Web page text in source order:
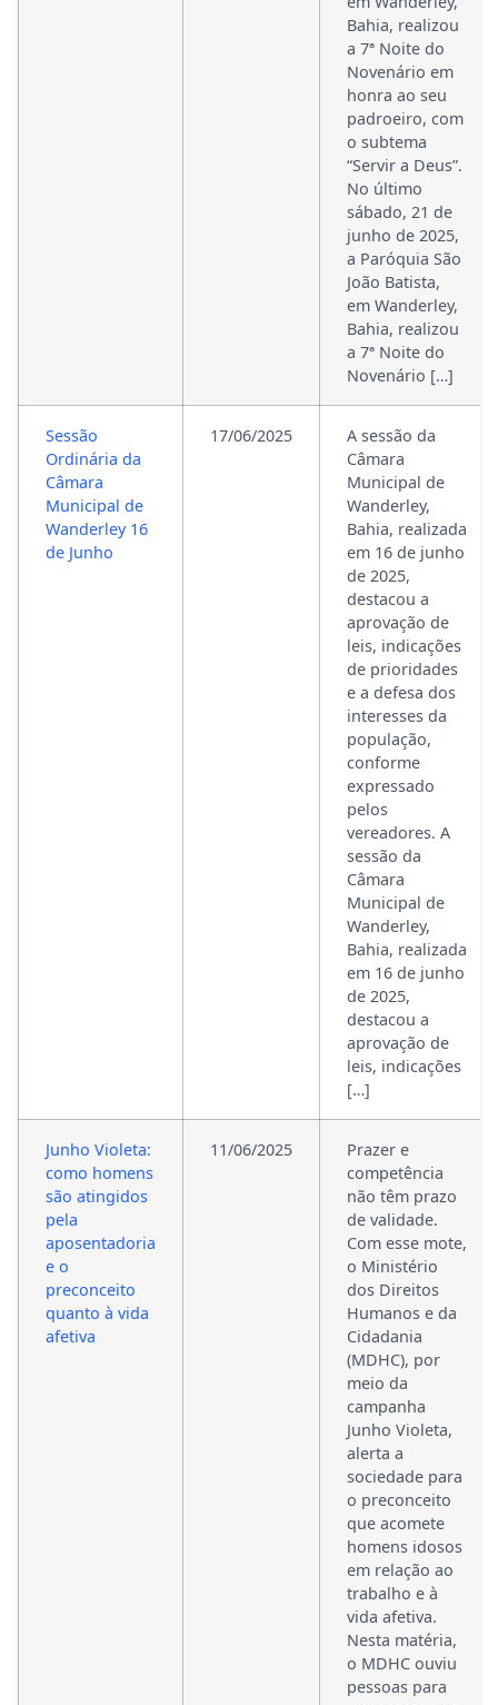
Bahia, realizou
a 7ª Noite do
Novenário em
honra ao seu
padroeiro, com
o subtema
“Servir a Deus”.
No último
sábado, 21 de
junho de 2025,
a Paróquia São
João Batista,
em Wanderley,
Bahia, realizou
a 7ª Noite do
Novenário […]
Sessão
Ordinária da
Câmara
Municipal de
Wanderley 16
de Junho
17/06/2025
A sessão da
Câmara
Municipal de
Wanderley,
Bahia, realizada
em 16 de junho
de 2025,
destacou a
aprovação de
leis, indicações
de prioridades
e a defesa dos
interesses da
população,
conforme
expressado
pelos
vereadores. A
sessão da
Câmara
Municipal de
Wanderley,
Bahia, realizada
em 16 de junho
de 2025,
destacou a
aprovação de
leis, indicações
[…]
Junho Violeta:
como homens
são atingidos
pela
aposentadoria
e o
preconceito
quanto à vida
afetiva
11/06/2025
Prazer e
competência
não têm prazo
de validade.
Com esse mote,
o Ministério
dos Direitos
Humanos e da
Cidadania
(MDHC), por
meio da
campanha
Junho Violeta,
alerta a
sociedade para
o preconceito
que acomete
homens idosos
em relação ao
trabalho e à
vida afetiva.
Nesta matéria,
o MDHC ouviu
pessoas para